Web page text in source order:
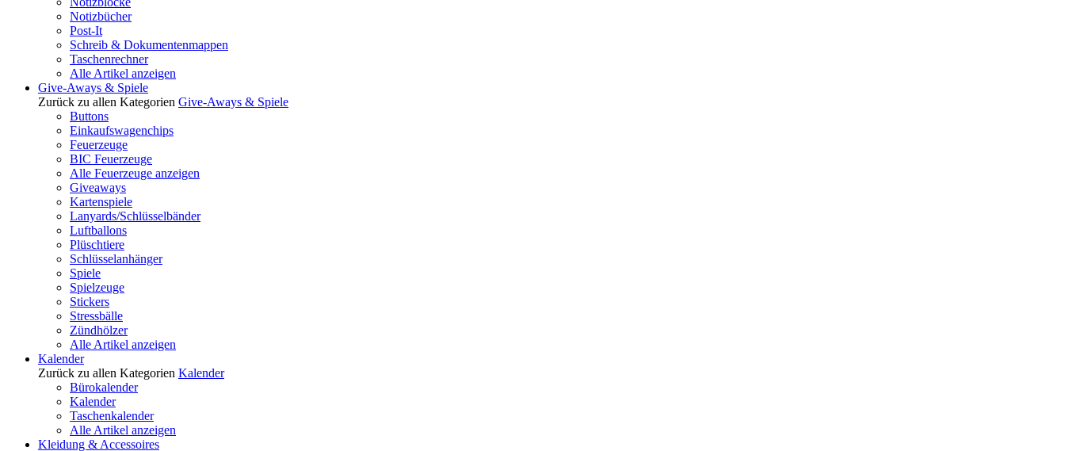
Notizbücher
Post-It
Schreib & Dokumentenmappen
Taschenrechner
Alle Artikel anzeigen
Give-Aways & Spiele
Zurück zu allen Kategorien Give-Aways & Spiele
Buttons
Einkaufswagenchips
Feuerzeuge
BIC Feuerzeuge
Alle Feuerzeuge anzeigen
Giveaways
Kartenspiele
Lanyards/Schlüsselbänder
Luftballons
Plüschtiere
Schlüsselanhänger
Spiele
Spielzeuge
Stickers
Stressbälle
Zündhölzer
Alle Artikel anzeigen
Kalender
Zurück zu allen Kategorien Kalender
Bürokalender
Kalender
Taschenkalender
Alle Artikel anzeigen
Kleidung & Accessoires